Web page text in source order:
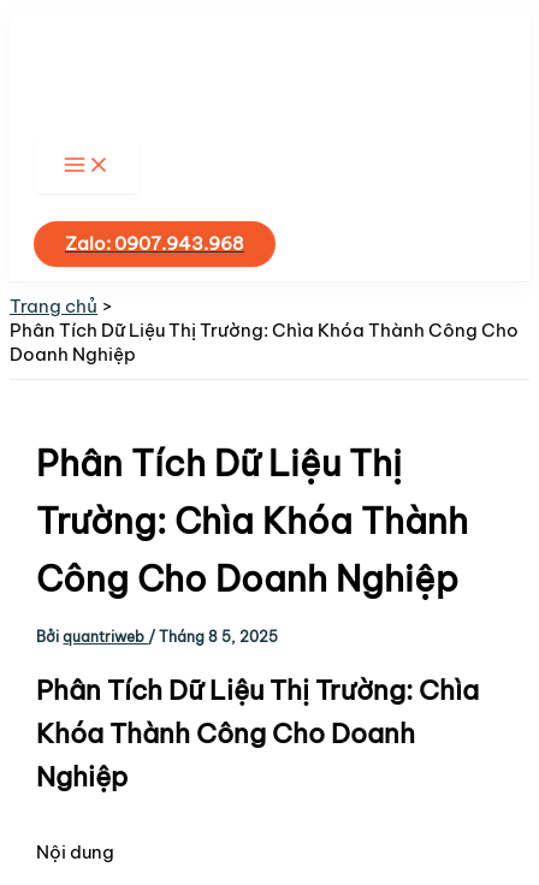
kiếmZalo: 0907.943.968
Trang chủ
Phân Tích Dữ Liệu Thị Trường: Chìa Khóa Thành Công Cho
Doanh Nghiệp
Phân Tích Dữ Liệu Thị
Trường: Chìa Khóa Thành
Công Cho Doanh Nghiệp
Bởiquantriweb /Tháng 8 5, 2025
Phân Tích Dữ Liệu Thị Trường: Chìa
Khóa Thành Công Cho Doanh
Nghiệp
Nội dung